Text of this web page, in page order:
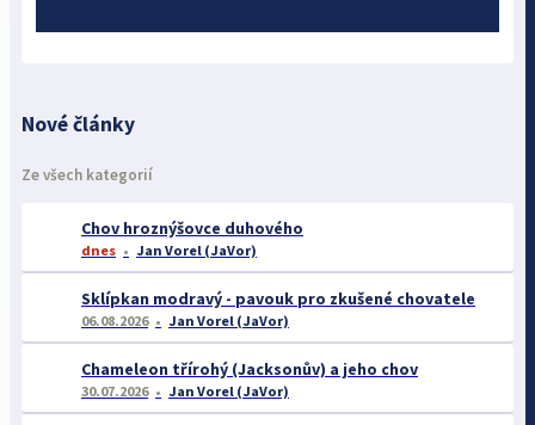
Nové články
Ze všech kategorií
Chov hroznýšovce duhového
dnes Jan Vorel (JaVor)
Sklípkan modravý - pavouk pro zkušené chovatele
06.08.2026 Jan Vorel (JaVor)
Chameleon třírohý (Jacksonův) a jeho chov
30.07.2026 Jan Vorel (JaVor)